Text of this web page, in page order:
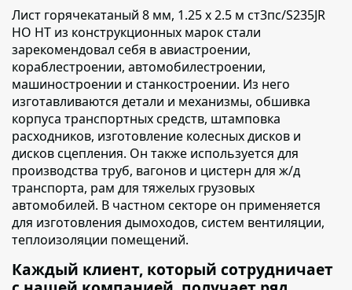
Лист горячекатаный 8 мм, 1.25 х 2.5 м ст3пс/S235JR
НО НТ из конструкционных марок стали
зарекомендовал себя в авиастроении,
кораблестроении, автомобилестроении,
машиностроении и станкостроении. Из него
изготавливаются детали и механизмы, обшивка
корпуса транспортных средств, штамповка
расходников, изготовление колесных дисков и
дисков сцепления. Он также используется для
производства труб, вагонов и цистерн для ж/д
транспорта, рам для тяжелых грузовых
автомобилей. В частном секторе он применяется
для изготовления дымоходов, систем вентиляции,
теплоизоляции помещений.
Каждый клиент, который сотрудничает